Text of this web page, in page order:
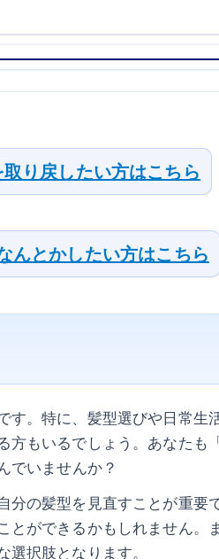
り戻したい方はこちら
んとかしたい方はこちら
。特に、髪型選びや日常生
方もいるでしょう。あなたも
でいませんか？
の髪型を見直すことが重要
ができるかもしれません。
択肢となります。